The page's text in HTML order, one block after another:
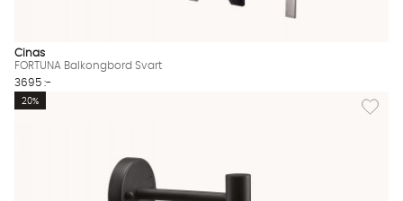
Cinas
FORTUNA Balkongbord Svart
3695 :-
Lägg
20%